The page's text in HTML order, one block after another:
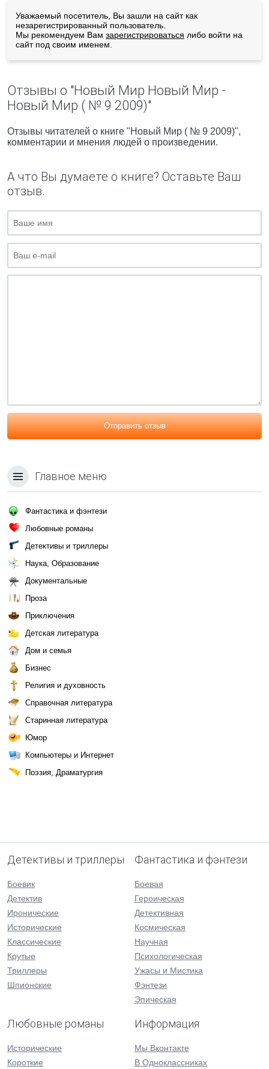
Уважаемый посетитель, Вы зашли на сайт как
незарегистрированный пользователь.
Мы рекомендуем Вам зарегистрироваться либо войти на
сайт под своим именем.
Отзывы о "Новый Мир Новый Мир -
Новый Мир ( № 9 2009)"
Отзывы читателей о книге "Новый Мир ( № 9 2009)",
комментарии и мнения людей о произведении.
А что Вы думаете о книге? Оставьте Ваш
отзыв.
Отправить отзыв
Главное меню
Фантастика и фэнтези
Любовные романы
Детективы и триллеры
Наука, Образование
Документальные
Проза
Приключения
Детская литература
Дом и семья
Бизнес
Религия и духовность
Справочная литература
Старинная литература
Юмор
Компьютеры и Интернет
Поэзия, Драматургия
Детективы и триллеры
Боевик
Детектив
Иронические
Исторические
Классические
Крутые
Триллеры
Шпионские
Фантастика и фэнтези
Боевая
Героическая
Детективная
Космическая
Научная
Психологическая
Ужасы и Мистика
Фэнтези
Эпическая
Любовные романы
Исторические
Короткие
Информация
Мы Вконтакте
В Одноклассниках